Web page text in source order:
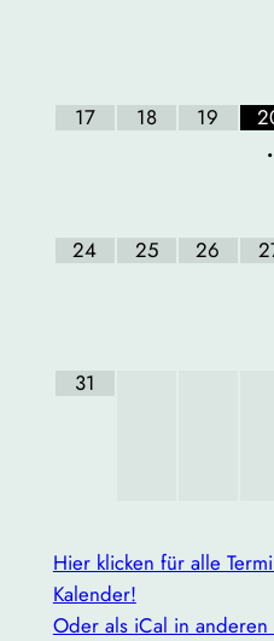
17 18 19
•
24 25 26
31
Hier klicken für alle
Kalender!
Oder als iCal in anderen